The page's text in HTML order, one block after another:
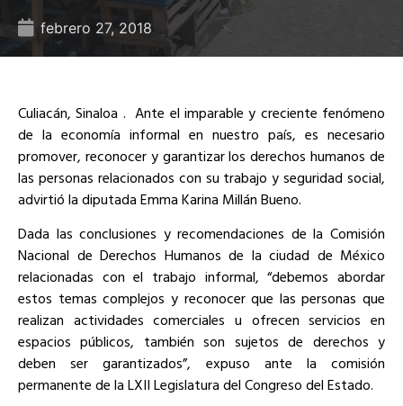
febrero 27, 2018
Culiacán, Sinaloa . Ante el imparable y creciente fenómeno
de la economía informal en nuestro país, es necesario
promover, reconocer y garantizar los derechos humanos de
las personas relacionados con su trabajo y seguridad social,
advirtió la diputada Emma Karina Millán Bueno.
Dada las conclusiones y recomendaciones de la Comisión
Nacional de Derechos Humanos de la ciudad de México
relacionadas con el trabajo informal, “debemos abordar
estos temas complejos y reconocer que las personas que
realizan actividades comerciales u ofrecen servicios en
espacios públicos, también son sujetos de derechos y
deben ser garantizados”, expuso ante la comisión
permanente de la LXII Legislatura del Congreso del Estado.